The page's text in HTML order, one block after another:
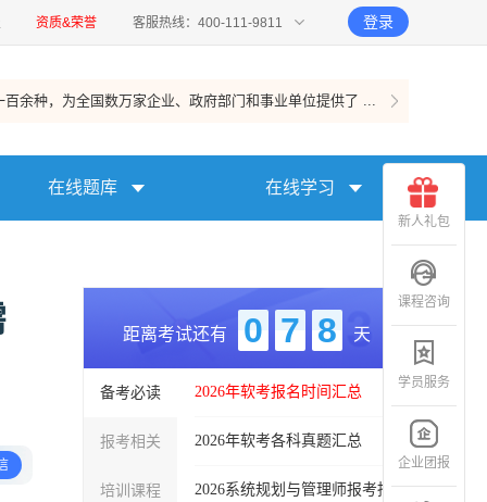
资质&荣誉 客服热线：400-111-9811 登录
百余种，为全国数万家企业、政府部门和事业单位提供了 ...
在线题库 在线学习
距离考试还有 0 7 8 天
备考必读
报考相关
培训课程
2026年软考报名时间汇总
2026年软考各科真题汇总
2026系统规划与管理师报考指
新人礼包
课程咨询
学员服务
企业团报